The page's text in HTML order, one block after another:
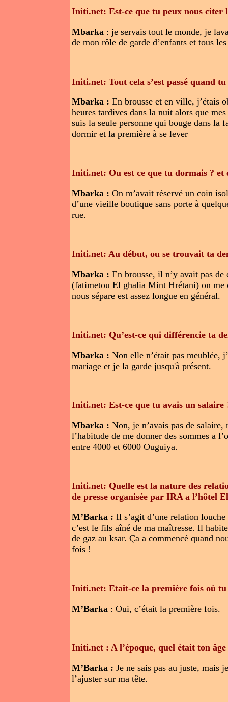
Initi.net: Est-ce que tu peux nous citer
Mbarka : je servais tout le monde, je
de mon rôle de garde d’enfants et tous
Initi.net: Tout cela s’est passé quand
Mbarka : En brousse et en ville, j’étais
heures tardives dans la nuit alors que
suis la seule personne qui bouge dans la
dormir et la première à se lever
Initi.net: Ou est ce que tu dormais ? et
Mbarka : On m’avait réservé un coin
d’une vieille boutique sans porte à
rue.
Initi.net: Au début, ou se trouvait ta
Mbarka : En brousse, il n’y avait pas
(fatimetou El ghalia Mint Hrétani) on me
nous sépare est assez longue en général.
Initi.net: Qu’est-ce qui différencie ta
Mbarka : Non elle n’était pas meublée,
mariage et je la garde jusqu'à présent.
Initi.net: Est-ce que tu avais un salaire
Mbarka : Non, je n’avais pas de
l’habitude de me donner des sommes a
entre 4000 et 6000 Ouguiya.
Initi.net: Quelle est la nature des
de presse organisée par IRA a l’hôtel
M’Barka : Il s’agit d’une relation
c’est le fils aîné de ma maîtresse. Il
de gaz au ksar. Ça a commencé quand
fois !
Initi.net: Etait-ce la première fois où tu
M’Barka : Oui, c’était la première fois.
Initi.net : A l’époque, quel était ton âge
M’Barka : Je ne sais pas au juste, mais
l’ajuster sur ma tête.